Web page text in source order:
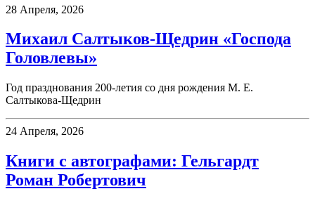
28 Апреля, 2026
Михаил Салтыков-Щедрин «Господа
Головлевы»
Год празднования 200-летия со дня рождения М. Е.
Салтыкова-Щедрин
24 Апреля, 2026
Книги с автографами: Гельгардт
Роман Робертович